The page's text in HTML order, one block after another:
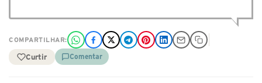
COMPARTILHAR:
Curtir Comentar